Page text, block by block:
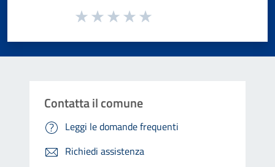
Valuta da 1 a 5 stelle la pagina
Contatta il comune
Leggi le domande frequenti
Richiedi assistenza